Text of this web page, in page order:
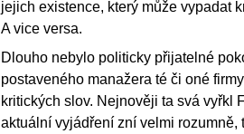
jejich existence, který může vypadat
A vice versa.
Dlouho nebylo politicky přijatelné
postaveného manažera té či oné
kritických slov. Nejnověji ta svá vyřkl
aktuální vyjádření zní velmi